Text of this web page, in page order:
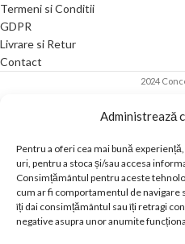
Administrează
Pentru a oferi cea mai bună
uri, pentru a stoca și/sau accesa
Consimțământul pentru aceste
cum ar fi comportamentul de navigare
îți dai consimțământul sau îți retragi
negative asupra unor anumite
Termeni si Conditii
GDPR
Livrare si Retur
Contact
2024